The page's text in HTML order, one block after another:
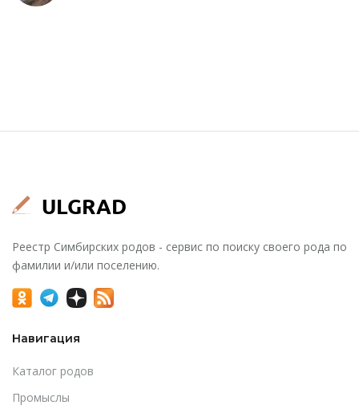
Реестр Симбирских родов - сервис по поиску своего рода по
фамилии и/или поселению.
Навигация
Каталог родов
Промыслы